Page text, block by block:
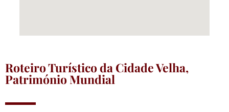
Roteiro Turístico da Cidade Velha,
Património Mundial